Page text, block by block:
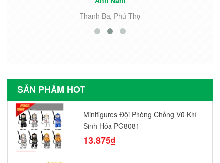
Thanh Ba, Phú Thọ
SẢN PHẨM HOT
Minifigures Đội Phòng Chống Vũ Khí
Sinh Hóa PG8081
13.875₫